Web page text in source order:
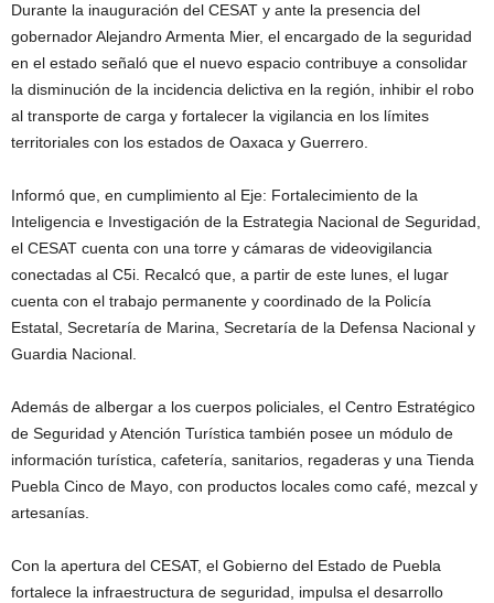
Durante la inauguración del CESAT y ante la presencia del
gobernador Alejandro Armenta Mier, el encargado de la seguridad
en el estado señaló que el nuevo espacio contribuye a consolidar
la disminución de la incidencia delictiva en la región, inhibir el robo
al transporte de carga y fortalecer la vigilancia en los límites
territoriales con los estados de Oaxaca y Guerrero.
Informó que, en cumplimiento al Eje: Fortalecimiento de la
Inteligencia e Investigación de la Estrategia Nacional de Seguridad,
el CESAT cuenta con una torre y cámaras de videovigilancia
conectadas al C5i. Recalcó que, a partir de este lunes, el lugar
cuenta con el trabajo permanente y coordinado de la Policía
Estatal, Secretaría de Marina, Secretaría de la Defensa Nacional y
Guardia Nacional.
Además de albergar a los cuerpos policiales, el Centro Estratégico
de Seguridad y Atención Turística también posee un módulo de
información turística, cafetería, sanitarios, regaderas y una Tienda
Puebla Cinco de Mayo, con productos locales como café, mezcal y
artesanías.
Con la apertura del CESAT, el Gobierno del Estado de Puebla
fortalece la infraestructura de seguridad, impulsa el desarrollo